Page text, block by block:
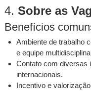
4. Sobre as
Benefícios
Ambiente de trabalho
e equipe
Contato com diversas
internacionais.
Incentivo e